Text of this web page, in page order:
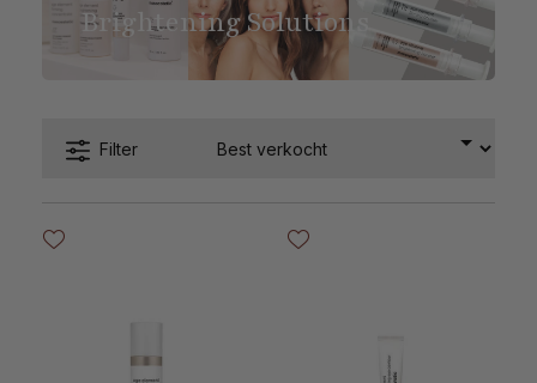
Brightening Solutions
Filter